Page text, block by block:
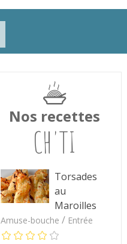
Nos recettes
CH'TI
Torsades
au
Maroilles
Amuse-bouche / Entrée